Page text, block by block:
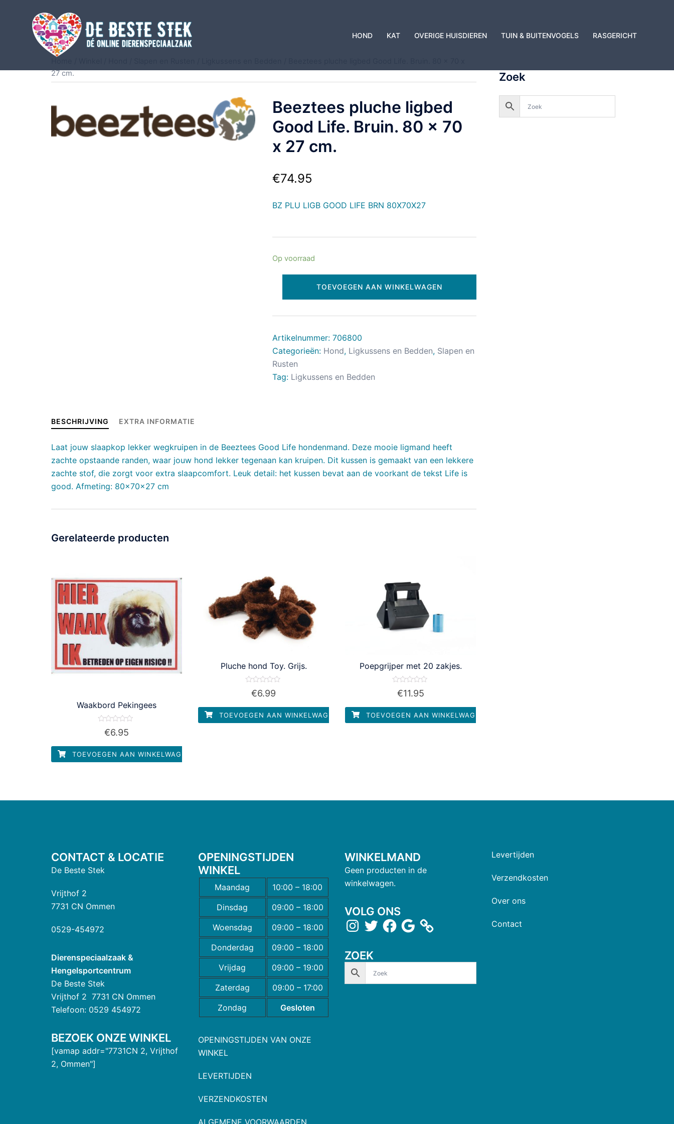
HOND KAT OVERIGE HUISDIEREN TUIN & BUITENVOGELS RASGERICHT
27 cm.
Beeztees pluche ligbed
Good Life. Bruin. 80 x 70
x 27 cm.
€74.95
BZ PLU LIGB GOOD LIFE BRN 80X70X27
Op voorraad
TOEVOEGEN AAN WINKELWAGEN
Artikelnummer: 706800
Categorieën: Hond, Ligkussens en Bedden, Slapen en
Rusten
Tag: Ligkussens en Bedden
BESCHRIJVING EXTRA INFORMATIE
Laat jouw slaapkop lekker wegkruipen in de Beeztees Good Life hondenmand. Deze mooie ligmand heeft
zachte opstaande randen, waar jouw hond lekker tegenaan kan kruipen. Dit kussen is gemaakt van een lekkere
zachte stof, die zorgt voor extra slaapcomfort. Leuk detail: het kussen bevat aan de voorkant de tekst Life is
good. Afmeting: 80x70x27 cm
Gerelateerde producten
Waakbord Pekingees
Waardering
5
€6.95
TOEVOEGEN AAN WINKELWAGEN
Pluche hond Toy. Grijs.
Waardering
5
€6.99
TOEVOEGEN AAN WINKELWAGEN
Poepgrijper met 20 zakjes.
Waardering
5
€11.95
TOEVOEGEN AAN WINKELWAGEN
Zoek
CONTACT & LOCATIE
De Beste Stek
Vrijthof 2
7731 CN Ommen
0529-454972
Dierenspeciaalzaak &
Hengelsportcentrum
De Beste Stek
Vrijthof 2 7731 CN Ommen
Telefoon: 0529 454972
BEZOEK ONZE WINKEL
[vamap addr="7731CN 2, Vrijthof
2, Ommen"]
OPENINGSTIJDEN
WINKEL
Maandag
10:00 – 18:00
Dinsdag
09:00 – 18:00
Woensdag
09:00 – 18:00
Donderdag
09:00 – 18:00
Vrijdag
09:00 – 19:00
Zaterdag
09:00 – 17:00
Zondag
Gesloten
OPENINGSTIJDEN VAN ONZE
WINKEL
LEVERTIJDEN
VERZENDKOSTEN
WINKELMAND
Geen producten in de
winkelwagen.
VOLG ONS
ZOEK
Levertijden
Verzendkosten
Over ons
Contact